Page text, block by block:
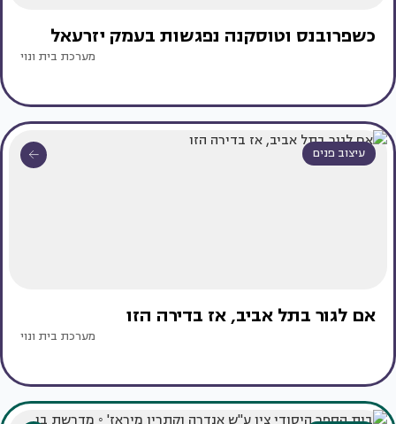
כשפרובנס וטוסקנה נפגשות בעמק יזרעאל
מערכת בית ונוי
עיצוב פנים
אם לגור בתל אביב, אז בדירה הזו
מערכת בית ונוי